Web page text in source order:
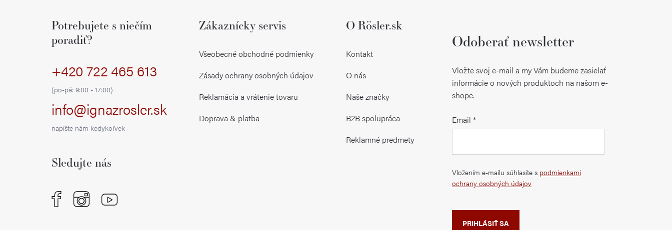
Potrebujete s niečím
poradiť?
+420 722 465 613
(po-pá: 9:00 - 17:00)
info@ignazrosler.sk
napíšte nám kedykoľvek
Sledujte nás
Zákaznícky servis
Všeobecné obchodné podmienky
Zásady ochrany osobných údajov
Reklamácia a vrátenie tovaru
Doprava & platba
O Rösler.sk
Kontakt
O nás
Naše značky
B2B spolupráca
Reklamné predmety
Odoberať newsletter
Vložte svoj e-mail a my Vám budeme zasielať
informácie o nových produktoch na našom e-
shope.
Email
Vložením e-mailu súhlasíte s podmienkami
ochrany osobných údajov
PRIHLÁSIŤ SA